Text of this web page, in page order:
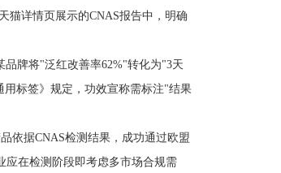
猫详情页展示的CNAS报告中，明确
牌将"泛红改善率62%"转化为"3天
标签》规定，功效宣称需标注"结果
依据CNAS检测结果，成功通过欧盟
应在检测阶段即考虑多市场合规需